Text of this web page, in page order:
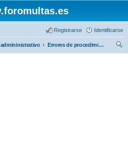
Identificarse
Registrarse
Errores de procedimiento, prescripción y caducidad